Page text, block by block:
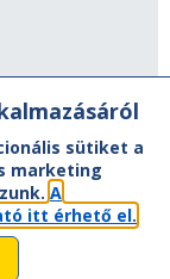
sütiket a
marketing
A
itt érhető el.